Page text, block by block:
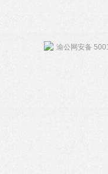
渝公网安备